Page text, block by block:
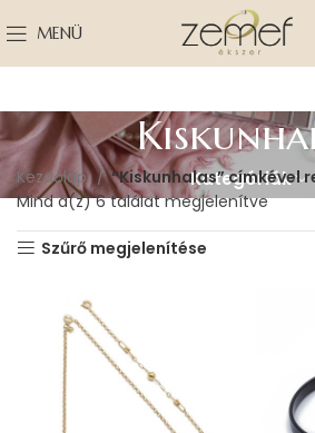
MENÜ
Kategóriák
Kezdőlap
“Kiskunhalas” címkével
Mind a(z) 6 találat megjelenítve
Szűrő megjelenítése